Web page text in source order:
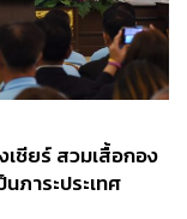
เชียร์ สวมเสื้อกอง
ภาระประเทศ